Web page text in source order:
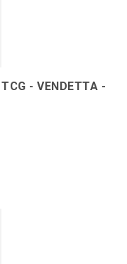
- VENDETTA -